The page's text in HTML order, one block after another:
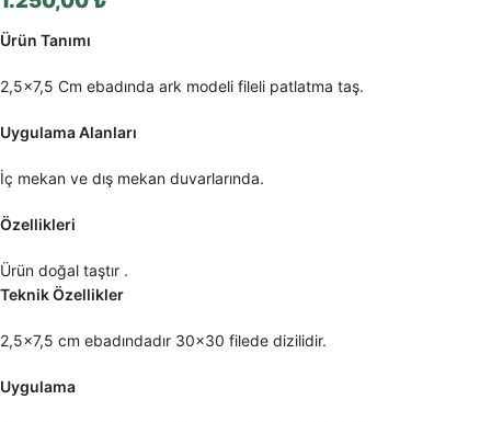
Ürün Tanımı
2,5×7,5 Cm ebadında ark modeli fileli patlatma taş.
Uygulama Alanları
İç mekan ve dış mekan duvarlarında.
Özellikleri
Ürün doğal taştır .
Teknik Özellikler
2,5×7,5 cm ebadındadır 30×30 filede dizilidir.
Uygulama